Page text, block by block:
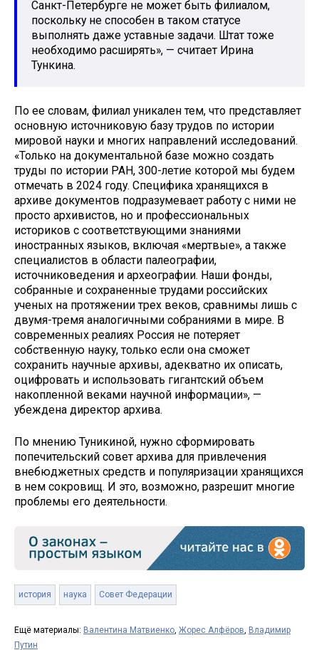
Санкт-Петербурге не может быть филиалом,
поскольку не способен в таком статусе
выполнять даже уставные задачи. Штат тоже
необходимо расширять», — считает Ирина
Тункина.
По ее словам, филиал уникален тем, что представляет
основную источниковую базу трудов по истории
мировой науки и многих направлений исследований.
«Только на документальной базе можно создать
труды по истории РАН, 300-летие которой мы будем
отмечать в 2024 году. Специфика хранящихся в
архиве документов подразумевает работу с ними не
просто архивистов, но и профессиональных
историков с соответствующими знаниями
иностранных языков, включая «мертвые», а также
специалистов в области палеографии,
источниковедения и археографии. Наши фонды,
собранные и сохраненные трудами российских
ученых на протяжении трех веков, сравнимы лишь с
двумя-тремя аналогичными собраниями в мире. В
современных реалиях Россия не потеряет
собственную науку, только если она сможет
сохранить научные архивы, адекватно их описать,
оцифровать и использовать гигантский объем
накопленной веками научной информации», —
убеждена директор архива.
По мнению Туникиной, нужно сформировать
попечительский совет архива для привлечения
внебюджетных средств и популяризации хранящихся
в нем сокровищ. И это, возможно, разрешит многие
проблемы его деятельности.
история наука Совет Федерации
Ещё материалы: Валентина Матвиенко, Жорес Алфёров, Владимир
Путин